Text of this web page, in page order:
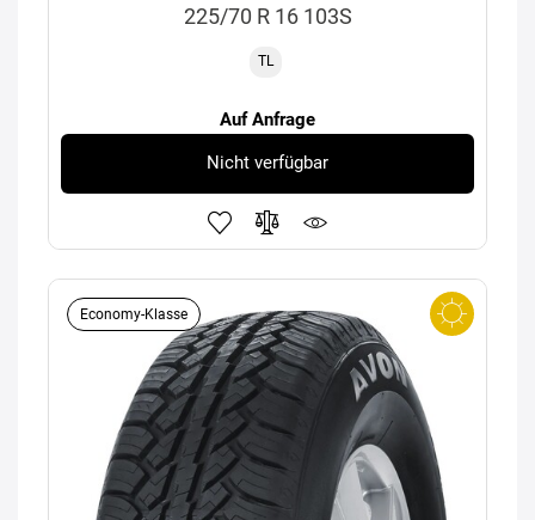
225/70 R 16 103S
TL
Auf Anfrage
Nicht verfügbar
Economy-Klasse